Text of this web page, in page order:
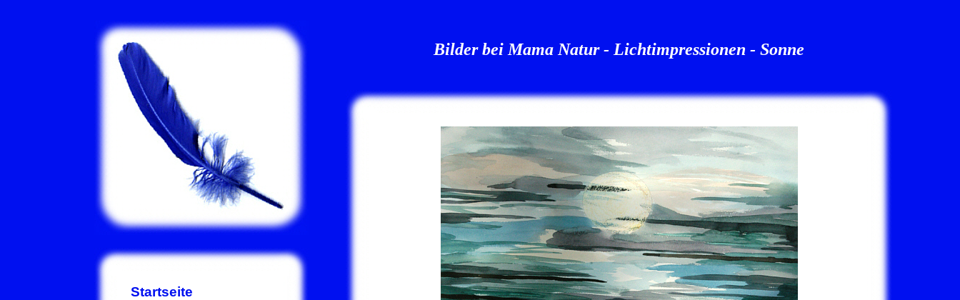
Startseite
Bilder bei Mama Natur - Lichtimpressionen - Sonne